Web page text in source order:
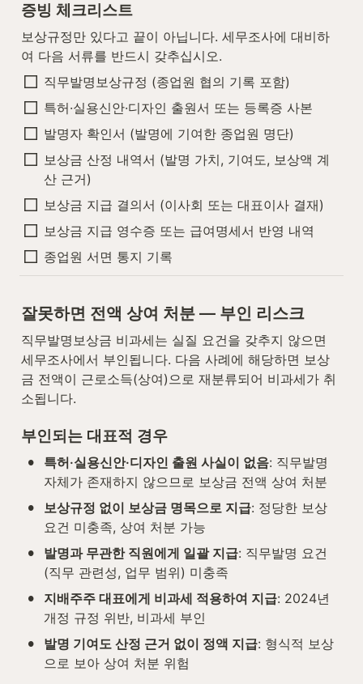
증빙 체크리스트
보상규정만 있다고 끝이 아닙니다. 세무조사에 대비하
여 다음 서류를 반드시 갖추십시오.
직무발명보상규정 (종업원 협의 기록 포함)
특허·실용신안·디자인 출원서 또는 등록증 사본
발명자 확인서 (발명에 기여한 종업원 명단)
보상금 산정 내역서 (발명 가치, 기여도, 보상액 계
산 근거)
보상금 지급 결의서 (이사회 또는 대표이사 결재)
보상금 지급 영수증 또는 급여명세서 반영 내역
종업원 서면 통지 기록
잘못하면 전액 상여 처분 — 부인 리스크
직무발명보상금 비과세는 실질 요건을 갖추지 않으면
세무조사에서 부인됩니다. 다음 사례에 해당하면 보상
금 전액이 근로소득(상여)으로 재분류되어 비과세가 취
소됩니다.
부인되는 대표적 경우
• 특허·실용신안·디자인 출원 사실이 없음: 직무발명
자체가 존재하지 않으므로 보상금 전액 상여 처분
• 보상규정 없이 보상금 명목으로 지급: 정당한 보상
요건 미충족, 상여 처분 가능
• 발명과 무관한 직원에게 일괄 지급: 직무발명 요건
(직무 관련성, 업무 범위) 미충족
• 지배주주 대표에게 비과세 적용하여 지급: 2024년
개정 규정 위반, 비과세 부인
• 발명 기여도 산정 근거 없이 정액 지급: 형식적 보상
으로 보아 상여 처분 위험